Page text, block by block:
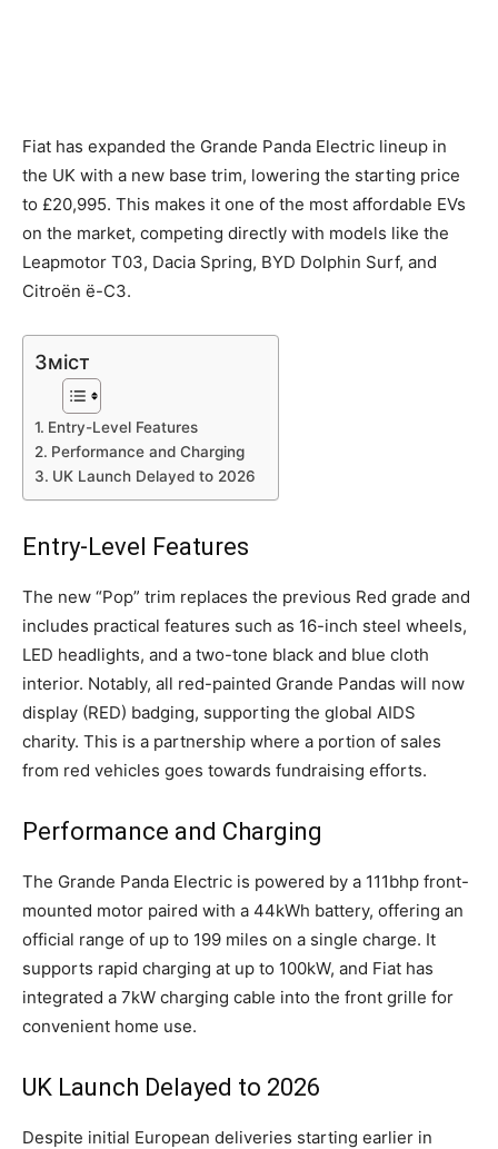
Fiat has expanded the Grande Panda Electric lineup in
the UK with a new base trim, lowering the starting price
to £20,995. This makes it one of the most affordable EVs
on the market, competing directly with models like the
Leapmotor T03, Dacia Spring, BYD Dolphin Surf, and
Citroën ë-C3.
Зміст
Entry-Level Features
Performance and Charging
UK Launch Delayed to 2026
Entry-Level Features
The new “Pop” trim replaces the previous Red grade and
includes practical features such as 16-inch steel wheels,
LED headlights, and a two-tone black and blue cloth
interior. Notably, all red-painted Grande Pandas will now
display (RED) badging, supporting the global AIDS
charity. This is a partnership where a portion of sales
from red vehicles goes towards fundraising efforts.
Performance and Charging
The Grande Panda Electric is powered by a 111bhp front-
mounted motor paired with a 44kWh battery, offering an
official range of up to 199 miles on a single charge. It
supports rapid charging at up to 100kW, and Fiat has
integrated a 7kW charging cable into the front grille for
convenient home use.
UK Launch Delayed to 2026
Despite initial European deliveries starting earlier in